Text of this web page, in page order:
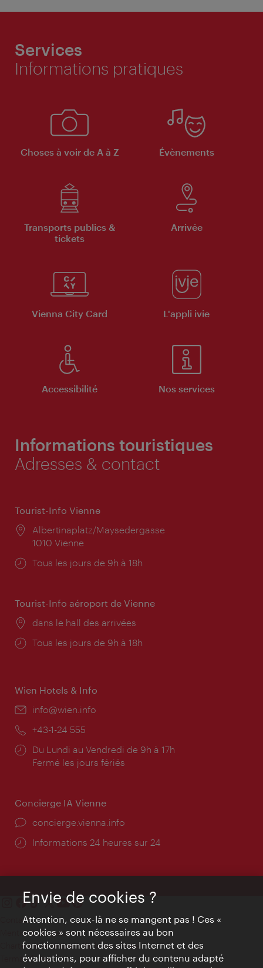
Services
Informations pratiques
Choses à voir de A à Z Évènements
Transports publics &
tickets
Arrivée
Vienna City Card L'appli ivie
Accessibilité Nos services
Informations touristiques
Adresses & contact
Tourist-Info Vienne
Lieu:
Albertinaplatz/Maysedergasse
1010 Vienne
Horaires
Tous les jours de 9h à 18h
Tourist-Info aéroport de Vienne
Lieu:
dans le hall des arrivées
Horaires
Tous les jours de 9h à 18h
Wien Hotels & Info
E-
info@wien.info
Téléphone:
+43-1-24 555
Horaires
d'ouverture:
Du Lundi au Vendredi de 9h à 17h
Fermé les jours fériés
Concierge IA Vienne
Ort:
concierge.vienna.info
Öffnungszeiten:
Informations 24 heures sur 24
Contact
Mentions obligatoires
Charte sur le respect de la vie privée
Terms of Use
Envie de cookies ?
Attention, ceux-là ne se mangent pas ! Ces «
cookies » sont nécessaires au bon
fonctionnement des sites Internet et des
évaluations, pour afficher du contenu adapté